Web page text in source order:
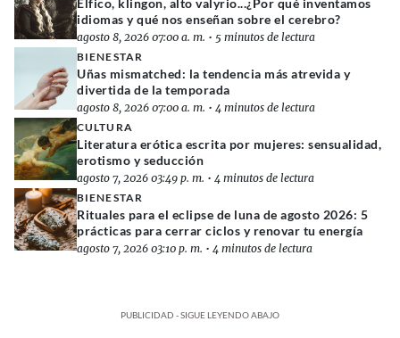
idiomas y qué nos enseñan sobre el cerebro?
agosto 8, 2026 07:00 a. m. • 5 minutos de lectura
BIENESTAR
Uñas mismatched: la tendencia más atrevida y
divertida de la temporada
agosto 8, 2026 07:00 a. m. • 4 minutos de lectura
CULTURA
Literatura erótica escrita por mujeres: sensualidad,
erotismo y seducción
agosto 7, 2026 03:49 p. m. • 4 minutos de lectura
BIENESTAR
Rituales para el eclipse de luna de agosto 2026: 5
prácticas para cerrar ciclos y renovar tu energía
agosto 7, 2026 03:10 p. m. • 4 minutos de lectura
PUBLICIDAD - SIGUE LEYENDO ABAJO